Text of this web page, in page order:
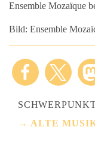
Ensemble Mozaïque
Bild: Ensemble
ALTE